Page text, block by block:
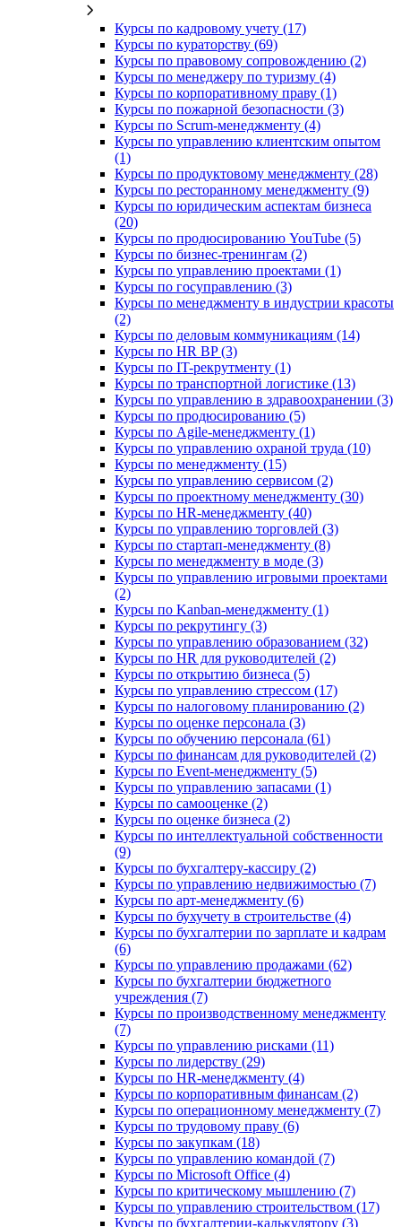
Курсы по кадровому учету (17)
Курсы по кураторству (69)
Курсы по правовому сопровождению (2)
Курсы по менеджеру по туризму (4)
Курсы по корпоративному праву (1)
Курсы по пожарной безопасности (3)
Курсы по Scrum-менеджменту (4)
Курсы по управлению клиентским опытом
(1)
Курсы по продуктовому менеджменту (28)
Курсы по ресторанному менеджменту (9)
Курсы по юридическим аспектам бизнеса
(20)
Курсы по продюсированию YouTube (5)
Курсы по бизнес-тренингам (2)
Курсы по управлению проектами (1)
Курсы по госуправлению (3)
Курсы по менеджменту в индустрии красоты
(2)
Курсы по деловым коммуникациям (14)
Курсы по HR BP (3)
Курсы по IT-рекрутменту (1)
Курсы по транспортной логистике (13)
Курсы по управлению в здравоохранении (3)
Курсы по продюсированию (5)
Курсы по Agile-менеджменту (1)
Курсы по управлению охраной труда (10)
Курсы по менеджменту (15)
Курсы по управлению сервисом (2)
Курсы по проектному менеджменту (30)
Курсы по HR-менеджменту (40)
Курсы по управлению торговлей (3)
Курсы по стартап-менеджменту (8)
Курсы по менеджменту в моде (3)
Курсы по управлению игровыми проектами
(2)
Курсы по Kanban-менеджменту (1)
Курсы по рекрутингу (3)
Курсы по управлению образованием (32)
Курсы по HR для руководителей (2)
Курсы по открытию бизнеса (5)
Курсы по управлению стрессом (17)
Курсы по налоговому планированию (2)
Курсы по оценке персонала (3)
Курсы по обучению персонала (61)
Курсы по финансам для руководителей (2)
Курсы по Event-менеджменту (5)
Курсы по управлению запасами (1)
Курсы по самооценке (2)
Курсы по оценке бизнеса (2)
Курсы по интеллектуальной собственности
(9)
Курсы по бухгалтеру-кассиру (2)
Курсы по управлению недвижимостью (7)
Курсы по арт-менеджменту (6)
Курсы по бухучету в строительстве (4)
Курсы по бухгалтерии по зарплате и кадрам
(6)
Курсы по управлению продажами (62)
Курсы по бухгалтерии бюджетного
учреждения (7)
Курсы по производственному менеджменту
(7)
Курсы по управлению рисками (11)
Курсы по лидерству (29)
Курсы по HR-менеджменту (4)
Курсы по корпоративным финансам (2)
Курсы по операционному менеджменту (7)
Курсы по трудовому праву (6)
Курсы по закупкам (18)
Курсы по управлению командой (7)
Курсы по Microsoft Office (4)
Курсы по критическому мышлению (7)
Курсы по управлению строительством (17)
Курсы по бухгалтерии-калькулятору (3)